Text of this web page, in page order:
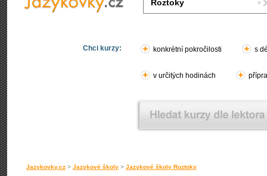
Chci kurzy: konkrétní pokročilosti s
v určitých hodinách
Jazykovky.cz > Jazykové školy > Jazykové školy Roztoky